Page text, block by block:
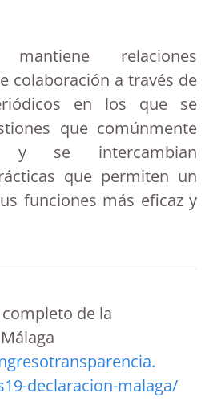
relaciones
colaboración a través de
en los que se
que comúnmente
y se intercambian
que permiten un
funciones más eficaz y
de la
declaracion-malaga/